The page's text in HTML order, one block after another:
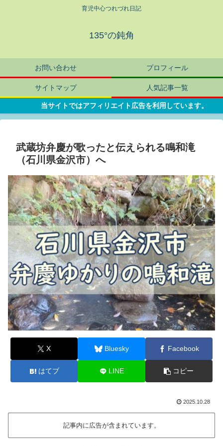
育児中心つれづれ日記
135°の鈍角
お問い合わせ プロフィール
サイトマップ 人気記事一覧
当サイトではアフィリエイト広告を利用しています。
武蔵坊弁慶が歌ったと伝えられる鳴和滝
（石川県金沢市）へ
X Bluesky Facebook
はてブ LINE コピー
2025.10.28
記事内に広告が含まれています。